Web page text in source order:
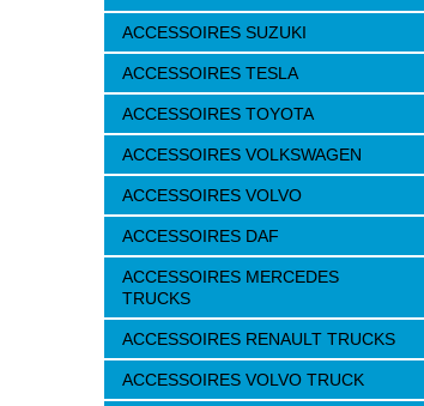
ACCESSOIRES SUZUKI
ACCESSOIRES TESLA
ACCESSOIRES TOYOTA
ACCESSOIRES VOLKSWAGEN
ACCESSOIRES VOLVO
ACCESSOIRES DAF
ACCESSOIRES MERCEDES
TRUCKS
ACCESSOIRES RENAULT TRUCKS
ACCESSOIRES VOLVO TRUCK